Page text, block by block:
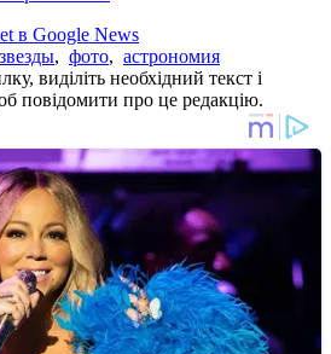
в Google News
звезды, фото, астрономия
виділіть необхідний текст і
повідомити про це редакцію.